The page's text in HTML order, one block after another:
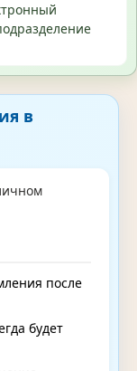
в
после
будет